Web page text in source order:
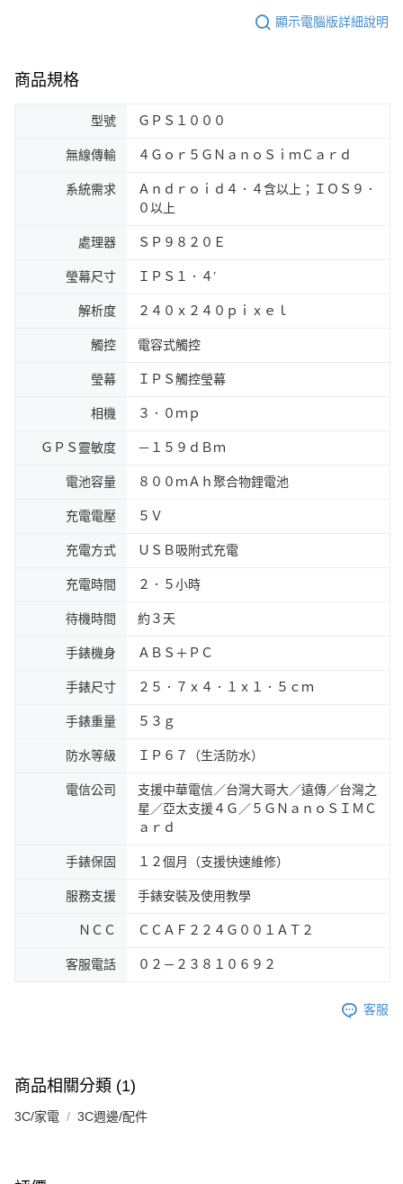
顯示電腦版詳細說明
商品規格
型號 ＧＰＳ１０００
無線傳輸 ４Ｇｏｒ５ＧＮａｎｏＳｉｍＣａｒｄ
系統需求
Ａｎｄｒｏｉｄ４．４含以上；ＩＯＳ９．
０以上
處理器 ＳＰ９８２０Ｅ
瑩幕尺寸 ＩＰＳ１．４’
解析度 ２４０ｘ２４０ｐｉｘｅｌ
觸控 電容式觸控
瑩幕 ＩＰＳ觸控瑩幕
相機 ３．０ｍｐ
ＧＰＳ靈敏度 －１５９ｄＢｍ
電池容量 ８００ｍＡｈ聚合物鋰電池
充電電壓 ５Ｖ
充電方式 ＵＳＢ吸附式充電
充電時間 ２．５小時
待機時間 約３天
手錶機身 ＡＢＳ＋ＰＣ
手錶尺寸 ２５．７ｘ４．１ｘ１．５ｃｍ
手錶重量 ５３ｇ
防水等級 ＩＰ６７（生活防水）
電信公司
支援中華電信／台灣大哥大／遠傳／台灣之
星／亞太支援４Ｇ／５ＧＮａｎｏＳＩＭＣ
ａｒｄ
手錶保固 １２個月（支援快速維修）
服務支援 手錶安裝及使用教學
ＮＣＣ ＣＣＡＦ２２４Ｇ００１ＡＴ２
客服電話 ０２－２３８１０６９２
客服
商品相關分類 (1)
3C/家電 3C週邊/配件